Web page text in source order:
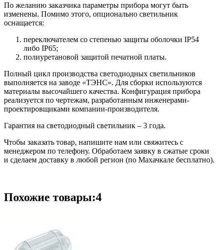
По желанию заказчика параметры прибора могут быть
изменены. Помимо этого, опционально светильник
оснащается:
переключателем со степенью защиты оболочки IP54
либо IP65;
полиуретановой защитой печатной платы.
Полный цикл производства светодиодных светильников
выполняется на заводе «ТЭНС». Для сборки используются
материалы высочайшего качества. Конфигурация прибора
реализуется по чертежам, разработанным инженерами-
проектировщиками компании-производителя.
Гарантия на светодиодный светильник – 3 года.
Чтобы заказать товар, напишите нам или свяжитесь с
менеджером по телефону. Обработаем заявку в сжатые сроки
и сделаем доставку в любой регион (по Махачкале бесплатно).
Похожие товары:4